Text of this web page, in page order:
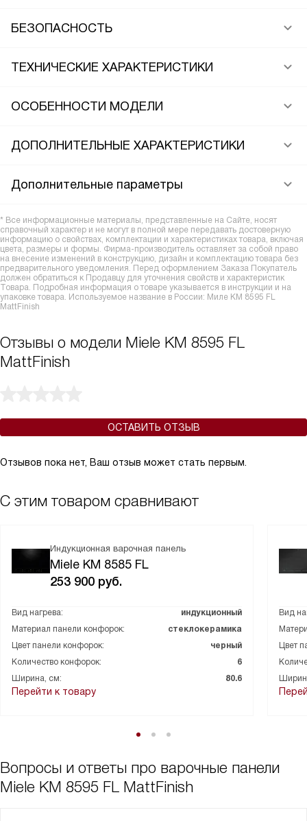
БЕЗОПАСНОСТЬ
ТЕХНИЧЕСКИЕ ХАРАКТЕРИСТИКИ
ОСОБЕННОСТИ МОДЕЛИ
ДОПОЛНИТЕЛЬНЫЕ ХАРАКТЕРИСТИКИ
Дополнительные параметры
* Все информационные материалы, представленные на Сайте, носят
справочный характер и не могут в полной мере передавать достоверную
информацию о свойствах, комплектации и характеристиках товара, включая
цвета, размеры и формы. Фирма-производитель оставляет за собой право
на внесение изменений в конструкцию, дизайн и комплектацию товара без
предварительного уведомления. Перед оформлением Заказа Покупатель
должен обратиться к Продавцу для уточнения свойств и характеристик
Товара. Подробная информация о товаре указывается в инструкции и на
упаковке товара. Используемое название в России: Миле KM 8595 FL
MattFinish
Отзывы о модели Miele KM 8595 FL
MattFinish
ОСТАВИТЬ ОТЗЫВ
Отзывов пока нет, Ваш отзыв может стать первым.
С этим товаром сравнивают
Индукционная варочная панель
Miele KM 8585 FL
253 900 руб.
Вид нагрева:
индукционный
Материал панели конфорок:
стеклокерамика
Цвет панели конфорок:
черный
Количество конфорок:
6
Ширина, см:
80.6
Перейти к товару
Вид
Цвет
Вопросы и ответы про варочные панели
Miele KM 8595 FL MattFinish